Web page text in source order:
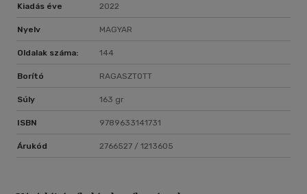
Kiadás éve 2022
Nyelv MAGYAR
Oldalak száma: 144
Borító RAGASZTOTT
Súly 163 gr
ISBN 9789633141731
Árukód 2766527 / 1213605